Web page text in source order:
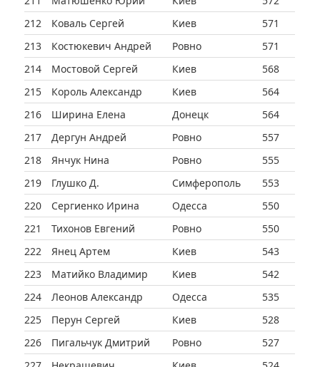
212
Коваль Сергей Киев
571
213
Костюкевич Андрей Ровно
571
214
Мостовой Сергей Киев
568
215
Король Александр Киев
564
216
Ширина Елена Донецк
564
217
Дергун Андрей Ровно
557
218
Янчук Нина Ровно
555
219
Глушко Д. Симферополь
553
220
Сергиенко Ирина Одесса
550
221
Тихонов Евгений Ровно
550
222
Янец Артем Киев
543
223
Матийко Владимир Киев
542
224
Леонов Александр Одесса
535
225
Перун Сергей Киев
528
226
Пигальчук Дмитрий Ровно
527